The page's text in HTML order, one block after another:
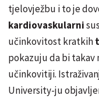
tjelovježbu i to je
kardiovaskularni
učinkovitost kratkih
pokazuju da bi takav
učinkovitiji.
University-ju